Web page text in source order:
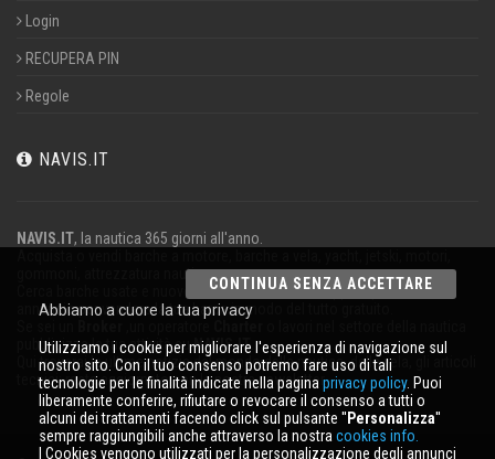
Login
RECUPERA PIN
Regole
NAVIS.IT
NAVIS.IT, la nautica 365 giorni all'anno.
gommoni, attrezzatura nautica.
Cerca barche usate e nuove nel nostro database oppure pubblica un
annuncio per vendere la tua barca in modo del tutto gratuito.
pubblicizza la tua attività suNAVIS.IT
Qui troverai le ultime notizie dal mondo della nautica, della vela, gli articoli
tecnici; resta aggiornato con la nostra newsletter.
CONTINUA SENZA ACCETTARE
Abbiamo a cuore la tua privacy
Utilizziamo i cookie per migliorare l'esperienza di navigazione sul
nostro sito. Con il tuo consenso potremo fare uso di tali
tecnologie per le finalità indicate nella pagina privacy policy. Puoi
liberamente conferire, rifiutare o revocare il consenso a tutti o
alcuni dei trattamenti facendo click sul pulsante '' Personalizza''
sempre raggiungibili anche attraverso la nostra cookies info.
I Cookies vengono utilizzati per la personalizzazione degli annunci